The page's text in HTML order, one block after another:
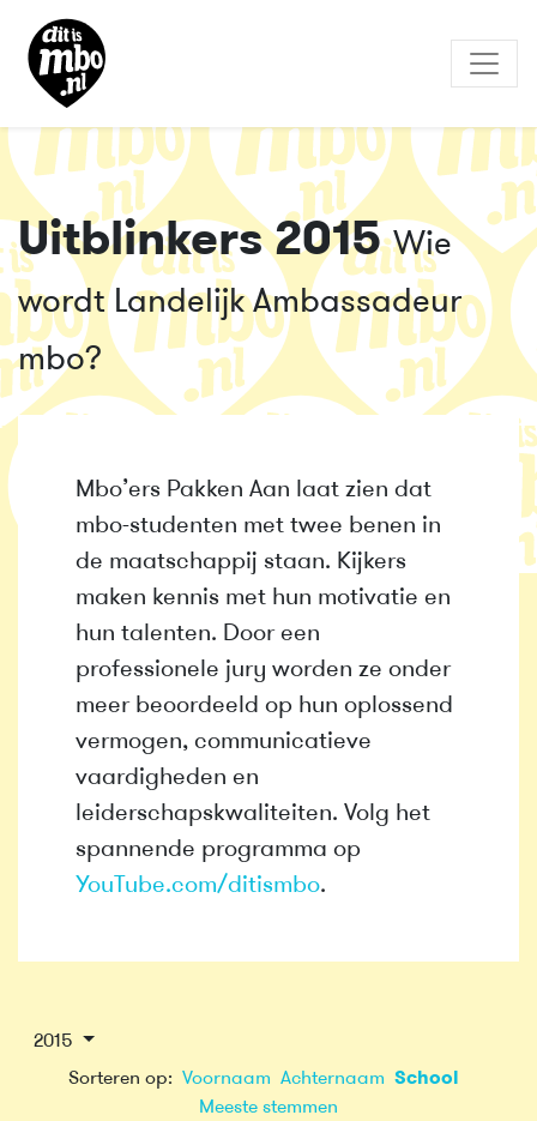
Uitblinkers 2015Wie
wordt Landelijk Ambassadeur
mbo?
Mbo’ers Pakken Aan laat zien dat
mbo-studenten met twee benen in
de maatschappij staan. Kijkers
maken kennis met hun motivatie en
hun talenten. Door een
professionele jury worden ze onder
meer beoordeeld op hun oplossend
vermogen, communicatieve
vaardigheden en
leiderschapskwaliteiten. Volg het
spannende programma op
YouTube.com/ditismbo.
2015
Sorteren op: Voornaam Achternaam School
Meeste stemmen